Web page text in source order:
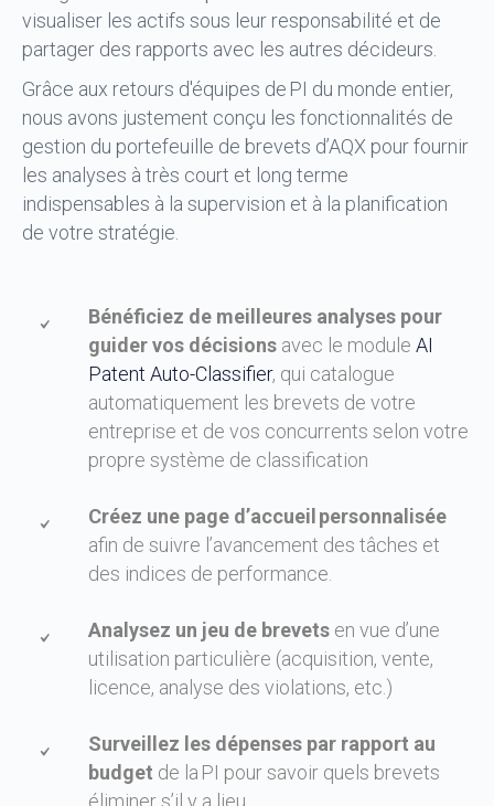
visualiser les actifs sous leur responsabilité et de
partager des rapports avec les autres décideurs.
Grâce aux retours d'équipes de PI du monde entier,
nous avons justement conçu les fonctionnalités de
gestion du portefeuille de brevets d’AQX pour fournir
les analyses à très court et long terme
indispensables à la supervision et à la planification
de votre stratégie.
Bénéficiez de meilleures analyses pour
guider vos décisions avec le module AI
Patent Auto-Classifier, qui catalogue
automatiquement les brevets de votre
entreprise et de vos concurrents selon votre
propre système de classification
Créez une page d’accueil personnalisée
afin de suivre l’avancement des tâches et
des indices de performance.
Analysez un jeu de brevets en vue d’une
utilisation particulière (acquisition, vente,
licence, analyse des violations, etc.)
Surveillez les dépenses par rapport au
budget de la PI pour savoir quels brevets